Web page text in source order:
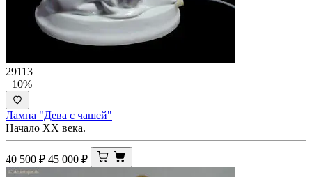
29113
−10%
Лампа "Дева с чашей"
Начало ХХ века.
40 500 ₽ 45 000 ₽